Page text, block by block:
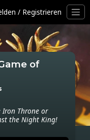
/ Registrieren
of
Iron Throne or
the Night King!